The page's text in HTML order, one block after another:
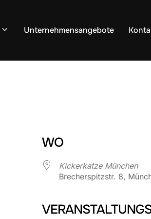
Unternehmensangebote
WO
Kickerkatze München
Brecherspitzstr. 8,